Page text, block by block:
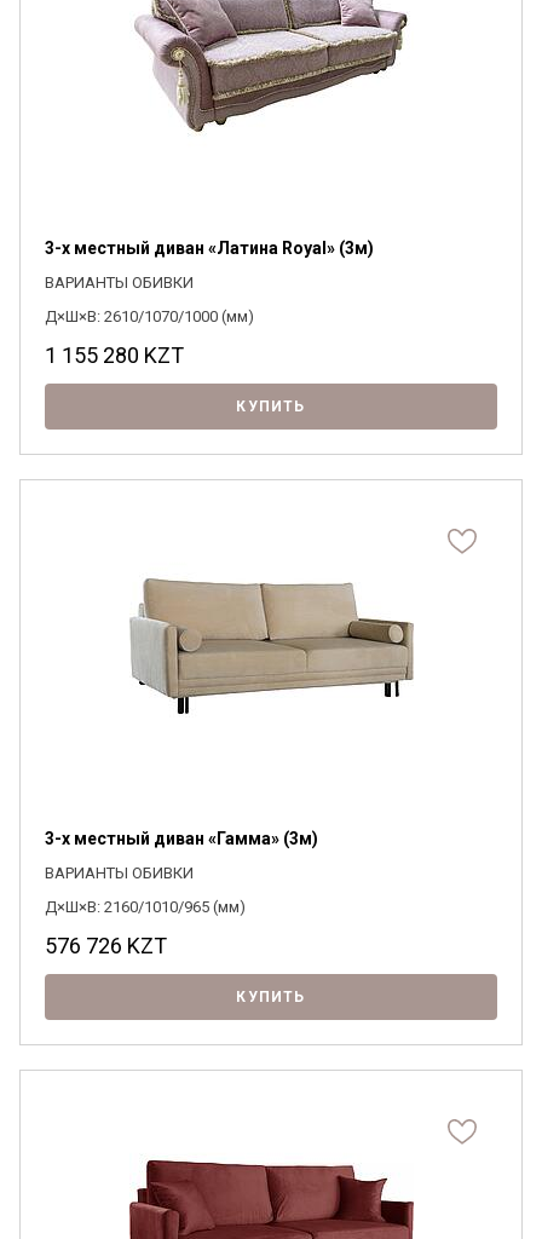
3-х местный диван «Латина Royal» (3м)
ВАРИАНТЫ ОБИВКИ
Д×Ш×В: 2610/1070/1000 (мм)
1 155 280 KZT
КУПИТЬ
3-х местный диван «Гамма» (3м)
ВАРИАНТЫ ОБИВКИ
Д×Ш×В: 2160/1010/965 (мм)
576 726 KZT
КУПИТЬ